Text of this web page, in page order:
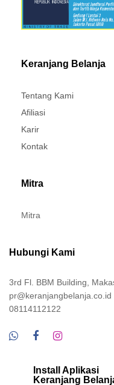
Keranjang Belanja
Tentang Kami
Afiliasi
Karir
Kontak
Mitra
Mitra
Hubungi Kami
3rd Fl. BBM Building,
pr@keranjangbelanja.co.id
08114112122
Install Aplikasi
Keranjang